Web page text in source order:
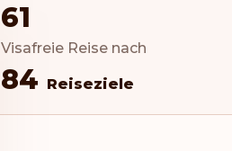
61
Visafreie Reise nach
84 Reiseziele